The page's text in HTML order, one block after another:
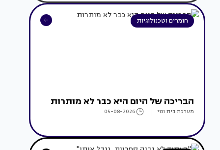
חומרים וטכנולוגיות
הבריכה של היום היא כבר לא מותרות
מערכת בית ונוי 05-08-2026